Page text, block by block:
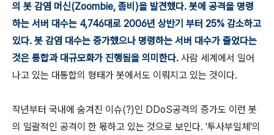
의 봇 감염 머신(Zoombie, 좀비)을 발견했다. 봇에 공격을 명령
하는 서버 대수는 4,746대로 2006년 상반기 부터 25% 감소하고
있다. 봇 감염 대수는 증가했으나 명령하는 서버 대수가 줄었다는
것은 통합과 대규모화가 진행됨을 의미한다. 사람 세계에서 일어
나고 있는 대통합의 형태가 봇에서도 이뤄지고 있는 것이다.
작년부터 국내에 숨겨진 이슈(?)인 DDoS공격의 증가도 이런 봇
의 일괄적인 공격이 한 몫하고 있는 것으로 보인다. '투사부일체'의